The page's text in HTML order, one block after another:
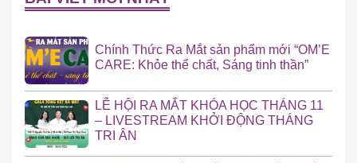
Chính Thức Ra Mắt sản phẩm mới “OM’E
CARE: Khỏe thể chất, Sáng tinh thần”
LỄ HỘI RA MẮT KHÓA HỌC THÁNG 11
– LIVESTREAM KHỞI ĐỘNG THÁNG
TRI ÂN